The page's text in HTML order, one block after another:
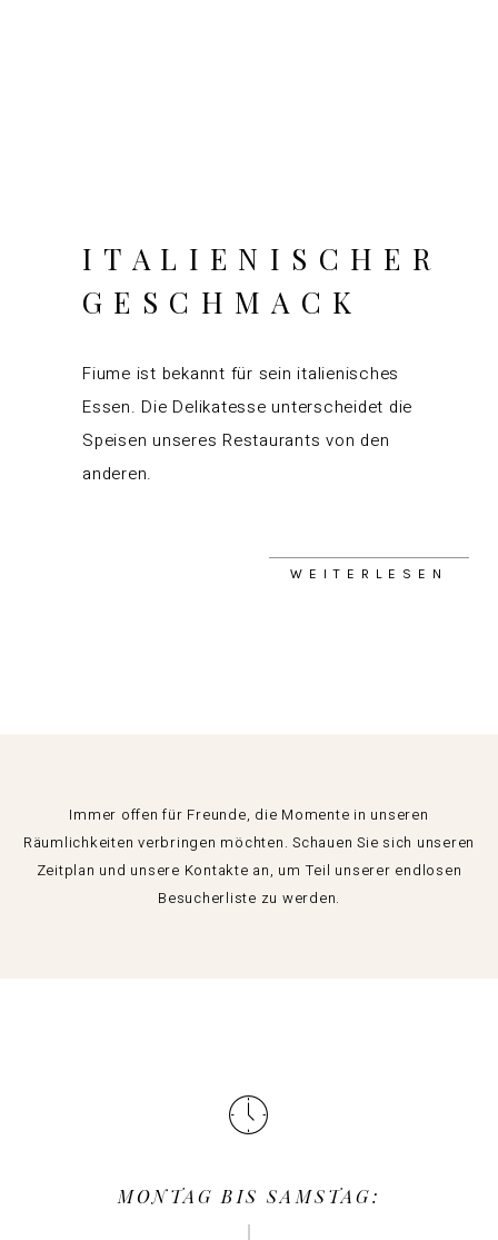
ITALIENISCHER
GESCHMACK
Fiume ist bekannt für sein italienisches
Essen. Die Delikatesse unterscheidet die
Speisen unseres Restaurants von den
anderen.
WEITERLESEN
Immer offen für Freunde, die Momente in unseren
Räumlichkeiten verbringen möchten. Schauen Sie sich unseren
Zeitplan und unsere Kontakte an, um Teil unserer endlosen
Besucherliste zu werden.
MONTAG BIS SAMSTAG: